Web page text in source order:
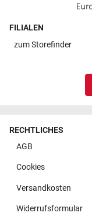
FILIALEN
zumStorefinder
RECHTLICHES
AGB
Cookies
Versandkosten
Widerrufsformular